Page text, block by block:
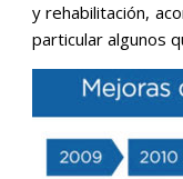
y rehabilitación,
particular algunos